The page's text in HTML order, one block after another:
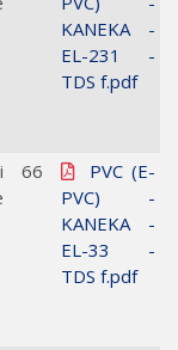
KANEKA -
EL-231 -
TDS f.pdf
66
PVC (E-
PVC) -
KANEKA -
EL-33 -
TDS f.pdf